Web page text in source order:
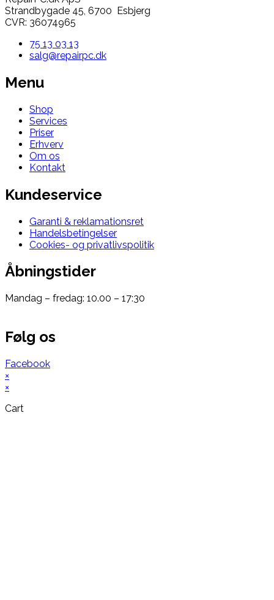
Strandbygade 45, 6700 Esbjerg
CVR: 36074965
75 13 03 13
salg@repairpc.dk
Menu
Shop
Services
Priser
Erhverv
Om os
Kontakt
Kundeservice
Garanti & reklamationsret
Handelsbetingelser
Cookies- og privatlivspolitik
Åbningstider
Mandag – fredag: 10.00 – 17:30
Følg os
Facebook
×
×
Cart